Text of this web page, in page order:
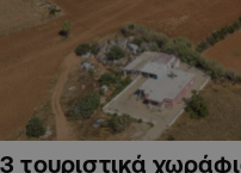
3 τουριστικά